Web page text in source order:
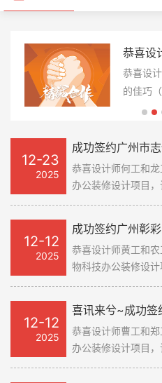
恭喜设
德区焯
目，该
业，设
此需要
力，来
公司#
恭喜设
美（广
该项目
行业，
为客户
室装修
空间。
恭喜设
的佳巧
目，该
行业，
层，每
纵向空
户创造
修设计
恭喜设
德区焯
目，该
业，设
此需要
力，来
公司#
恭喜设
美（广
该项目
行业，
为客户
室装修
空间。
12-23
2025
成功签约广州市
恭喜设计师何工和
办公装修设计项目
素来打造这个新的
12-12
2025
恭喜设计师黄工和
物科技办公装修设
个医药行业的办公
需求结合现场空间
医药行业的了解，
办公室装修设计空间
12-12
2025
恭喜设计师曹工和
办公装修设计项目